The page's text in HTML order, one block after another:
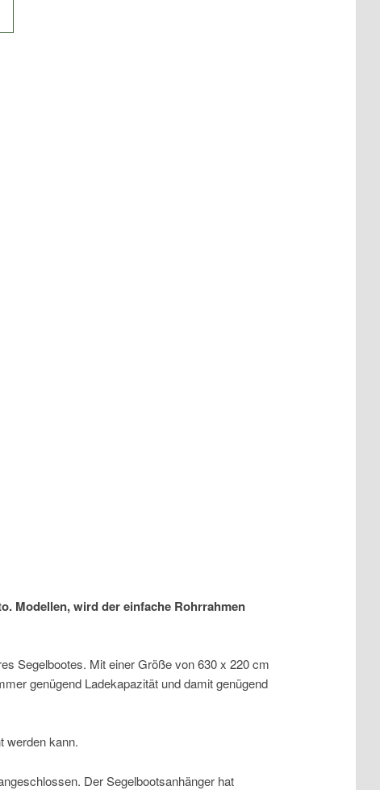
Modellen, wird der einfache Rohrrahmen
Segelbootes. Mit einer Größe von 630 x 220 cm
genügend Ladekapazität und damit genügend
werden kann.
Der Segelbootsanhänger hat